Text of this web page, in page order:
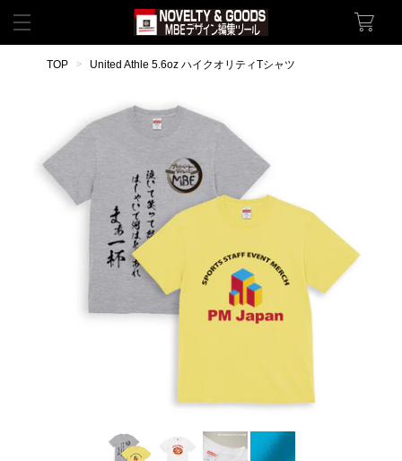
TOP United Athle 5.6oz ハイクオリティTシャツ